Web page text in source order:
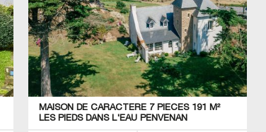
MAISON DE CARACTERE 7 PIECES 191 M²
LES PIEDS DANS L'EAU PENVENAN